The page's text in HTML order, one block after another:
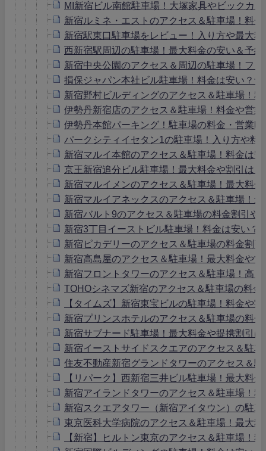
MI新宿ビル南館駐車場！大塚家具やビックカ
新宿ルミネ・エストのアクセス＆駐車場！料
新宿駅東口駐車場をレビュー！入り方や最大
西新宿駅周辺の駐車場！最大料金の安い＆予
新宿中央公園のアクセス＆周辺の駐車場！フ
損保ジャパン本社ビル駐車場！料金は安い？
新宿野村ビルディングのアクセス＆駐車場！
伊勢丹新宿店のアクセス＆駐車場！料金や営
伊勢丹本館パーキング！駐車場の料金・営業
パークシティイセタン1の駐車場！入り方や料
新宿マルイ本館のアクセス＆駐車場！料金は
京王新宿追分ビル駐車場！最大料金や割引は
新宿マルイメンのアクセス＆駐車場！最大料
新宿マルイアネックスのアクセス＆駐車場！
新宿バルト9のアクセス＆駐車場の料金割引や
新宿3丁目イーストビル駐車場！料金は安い？
新宿ピカデリーのアクセス＆駐車場の料金割
新宿高島屋のアクセス＆駐車場！最大料金や
新宿フロントタワーのアクセス＆駐車場！高
TOHOシネマズ新宿のアクセス＆駐車場の料金
【タイムズ】新宿東宝ビルの駐車場！料金や
新宿プリンスホテルのアクセス＆駐車場の料金
新宿サブナード駐車場！最大料金や提携割引
新宿イーストサイドスクエアのアクセス＆駐
住友不動産新宿グランドタワーのアクセス＆
【リパーク】西新宿三井ビル駐車場！最大料
新宿アイランドタワーのアクセス＆駐車場！
新宿スクエアタワー（新宿アイタウン）の駐
東京医科大学病院のアクセス＆駐車場！最大
【新宿】ヒルトン東京のアクセス＆駐車場！